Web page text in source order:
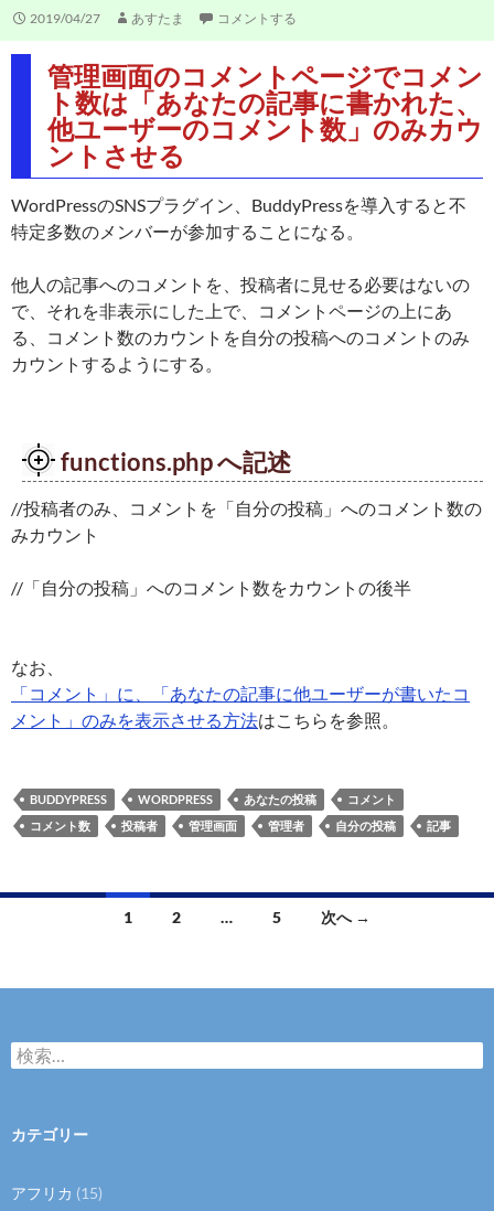
2019/04/27 あすたま コメントする
管理画面のコメントページでコメン
ト数は「あなたの記事に書かれた、
他ユーザーのコメント数」のみカウ
ントさせる
WordPressのSNSプラグイン、BuddyPressを導入すると不
特定多数のメンバーが参加することになる。
他人の記事へのコメントを、投稿者に見せる必要はないの
で、それを非表示にした上で、コメントページの上にあ
る、コメント数のカウントを自分の投稿へのコメントのみ
カウントするようにする。
functions.php へ記述
//投稿者のみ、コメントを「自分の投稿」へのコメント数の
みカウント
//「自分の投稿」へのコメント数をカウントの後半
なお、
「コメント」に、「あなたの記事に他ユーザーが書いたコ
メント」のみを表示させる方法はこちらを参照。
BUDDYPRESS WORDPRESS あなたの投稿
コメント
コメント数
投稿者 管理画面 管理者 自分の投稿 記事
ナ
ゲ
シ
ョ
1 2 … 5 次へ →
検
索
カテゴリー
アフリカ (15)